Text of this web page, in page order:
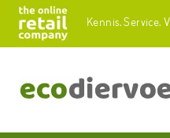
Kennis.Service.